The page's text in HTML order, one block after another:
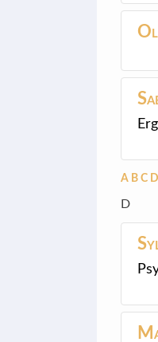
A B C D
D